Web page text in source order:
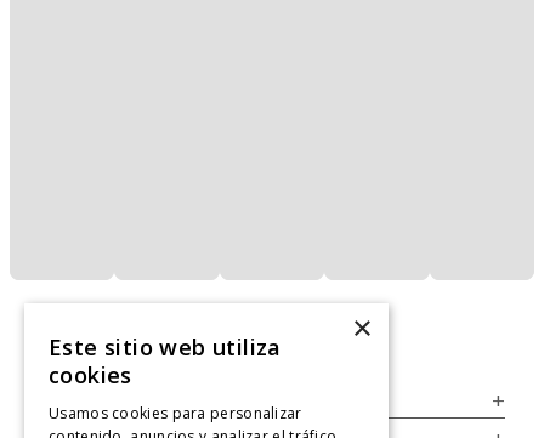
+
×
Este sitio web utiliza
cookies
Usamos cookies para personalizar